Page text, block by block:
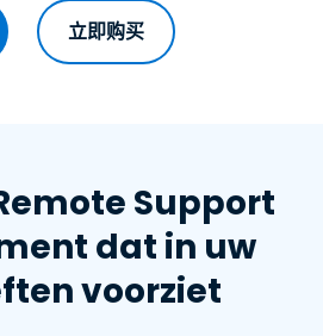
立即购买
Support
dat in uw
voorziet